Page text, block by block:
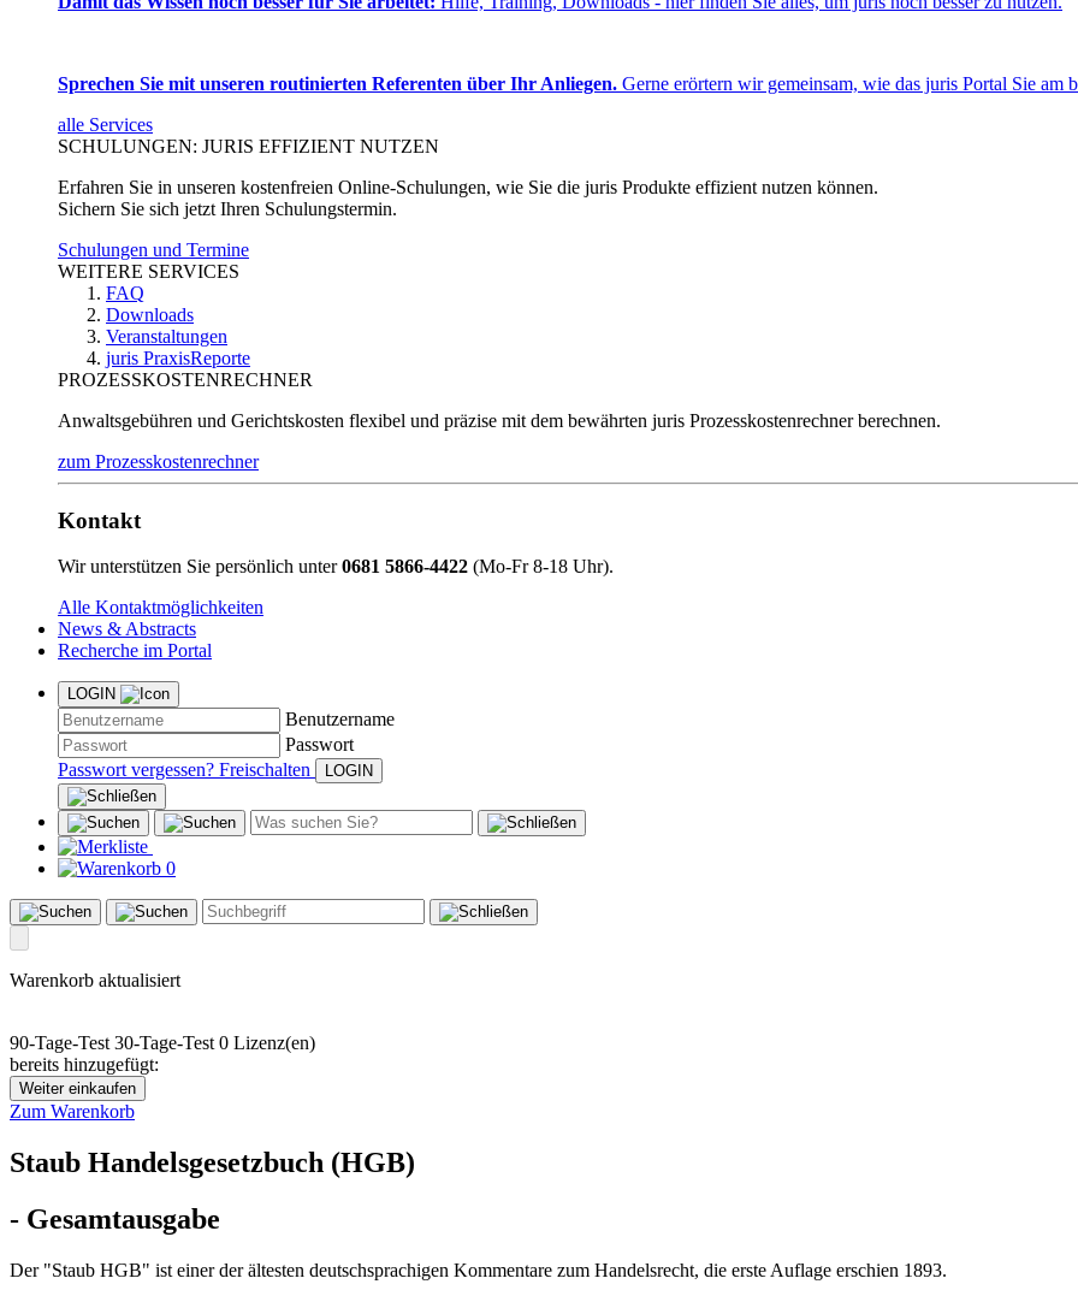
Sprechen Sie mit unseren routinierten Referenten über Ihr Anliegen. Gerne erörtern wir gemeinsam, wie das juris Portal Sie am
alle Services
SCHULUNGEN: JURIS EFFIZIENT NUTZEN
Erfahren Sie in unseren kostenfreien Online-Schulungen, wie Sie die juris Produkte effizient nutzen können.
Sichern Sie sich jetzt Ihren Schulungstermin.
Schulungen und Termine
WEITERE SERVICES
FAQ
Downloads
Veranstaltungen
juris PraxisReporte
PROZESSKOSTENRECHNER
Anwaltsgebühren und Gerichtskosten flexibel und präzise mit dem bewährten juris Prozesskostenrechner berechnen.
zum Prozesskostenrechner
Kontakt
Wir unterstützen Sie persönlich unter0681 5866-4422 (Mo-Fr 8-18 Uhr).
Alle Kontaktmöglichkeiten
News & Abstracts
Recherche im Portal
LOGIN
Benutzername
Passwort
Passwort vergessen? Freischalten
0
Warenkorb aktualisiert
90-Tage-Test 30-Tage-Test 0 Lizenz(en)
bereits hinzugefügt:
Weiter einkaufen
Zum Warenkorb
Staub Handelsgesetzbuch (HGB)
- Gesamtausgabe
Der "Staub HGB" ist einer der ältesten deutschsprachigen Kommentare zum Handelsrecht, die erste Auflage erschien 1893.